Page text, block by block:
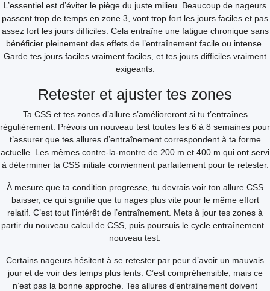
L’essentiel est d’éviter le piège du juste milieu. Beaucoup de nageurs
passent trop de temps en zone 3, vont trop fort les jours faciles et pas
assez fort les jours difficiles. Cela entraîne une fatigue chronique sans
bénéficier pleinement des effets de l’entraînement facile ou intense.
Garde tes jours faciles vraiment faciles, et tes jours difficiles vraiment
exigeants.
Retester et ajuster tes zones
Ta CSS et tes zones d’allure s’amélioreront si tu t’entraînes
régulièrement. Prévois un nouveau test toutes les 6 à 8 semaines pour
t’assurer que tes allures d’entraînement correspondent à ta forme
actuelle. Les mêmes contre-la-montre de 200 m et 400 m qui ont servi
à déterminer ta CSS initiale conviennent parfaitement pour te retester.
À mesure que ta condition progresse, tu devrais voir ton allure CSS
baisser, ce qui signifie que tu nages plus vite pour le même effort
relatif. C’est tout l’intérêt de l’entraînement. Mets à jour tes zones à
partir du nouveau calcul de CSS, puis poursuis le cycle entraînement–
nouveau test.
Certains nageurs hésitent à se retester par peur d’avoir un mauvais
jour et de voir des temps plus lents. C’est compréhensible, mais ce
n’est pas la bonne approche. Tes allures d’entraînement doivent